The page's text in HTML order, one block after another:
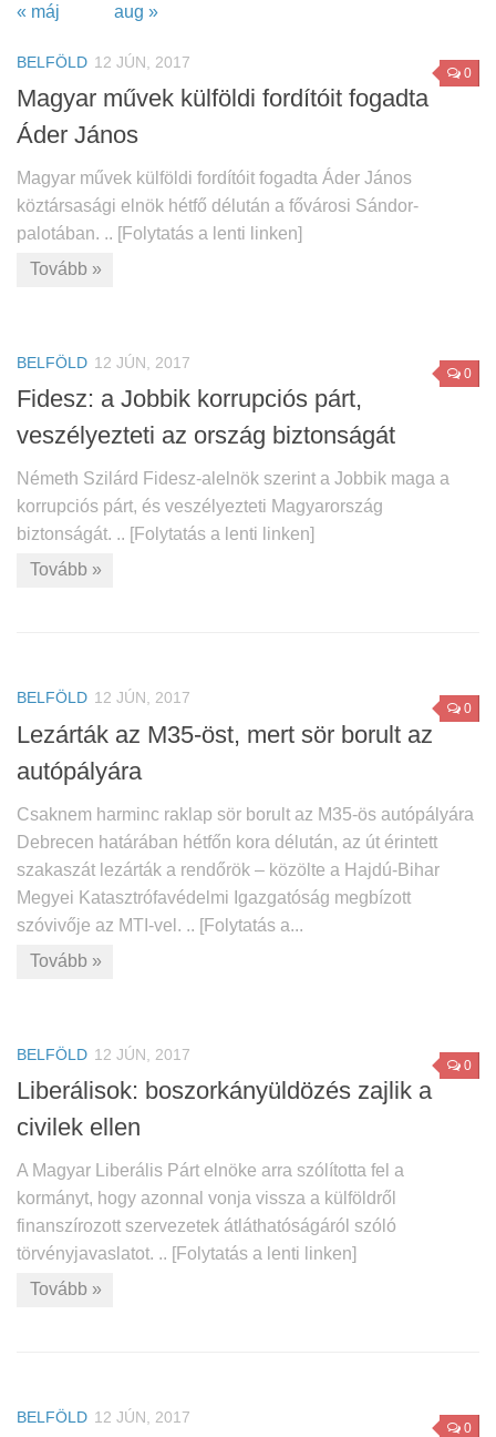
« máj aug »
0
BELFÖLD 12 JÚN, 2017
Magyar művek külföldi fordítóit fogadta
Áder János
Magyar művek külföldi fordítóit fogadta Áder János
köztársasági elnök hétfő délután a fővárosi Sándor-
palotában. .. [Folytatás a lenti linken]
Tovább »
0
BELFÖLD 12 JÚN, 2017
Fidesz: a Jobbik korrupciós párt,
veszélyezteti az ország biztonságát
Németh Szilárd Fidesz-alelnök szerint a Jobbik maga a
korrupciós párt, és veszélyezteti Magyarország
biztonságát. .. [Folytatás a lenti linken]
Tovább »
0
BELFÖLD 12 JÚN, 2017
Lezárták az M35-öst, mert sör borult az
autópályára
Csaknem harminc raklap sör borult az M35-ös autópályára
Debrecen határában hétfőn kora délután, az út érintett
szakaszát lezárták a rendőrök – közölte a Hajdú-Bihar
Megyei Katasztrófavédelmi Igazgatóság megbízott
szóvivője az MTI-vel. .. [Folytatás a...
Tovább »
0
BELFÖLD 12 JÚN, 2017
Liberálisok: boszorkányüldözés zajlik a
civilek ellen
A Magyar Liberális Párt elnöke arra szólította fel a
kormányt, hogy azonnal vonja vissza a külföldről
finanszírozott szervezetek átláthatóságáról szóló
törvényjavaslatot. .. [Folytatás a lenti linken]
Tovább »
0
BELFÖLD 12 JÚN, 2017